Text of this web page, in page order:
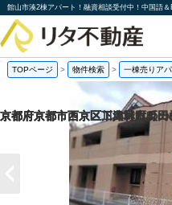
TOPページ > 物件検索 > 一棟売りア
京都府京都市西京区下津林六反
京都府京都市西京区川島野田町
京都府京都市西京区下津林六反田
京都府京都市下京区二人司町の